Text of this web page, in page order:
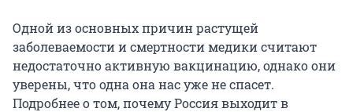
Одной из основных причин растущей
заболеваемости и смертности медики считают
недостаточно активную вакцинацию, однако они
уверены, что одна она нас уже не спасет.
Подробнее о том, почему Россия выходит в